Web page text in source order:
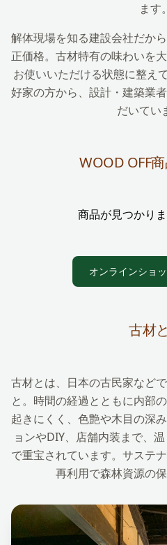
ます。
解体現場を知る建設会社だか
正価格。古材特有の味わいを
お使いいただける状態に整え
好家の方から、設計・建築業
だいてい
WOOD OFF
商品が見つかりま
オンラインショ
古材
古材とは、日本の古民家など
と。時間の経過とともに内部
起きにくく、色艶や木目の深
ョンやDIY、店舗内装まで、
で重宝されています。サステ
再利用で森林資源の